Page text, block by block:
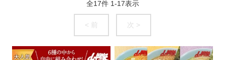
全17件 1-17表示
< 前 次 >